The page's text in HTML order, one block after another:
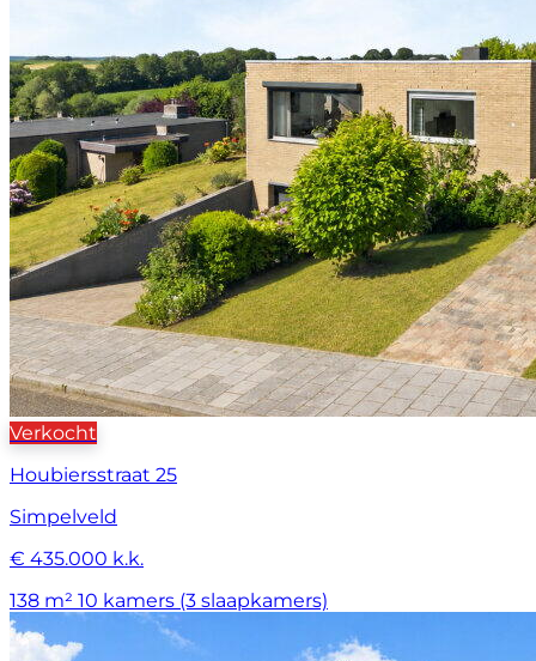
Verkocht
Houbiersstraat 25
Simpelveld
€ 435.000 k.k.
138 m² 10 kamers (3 slaapkamers)